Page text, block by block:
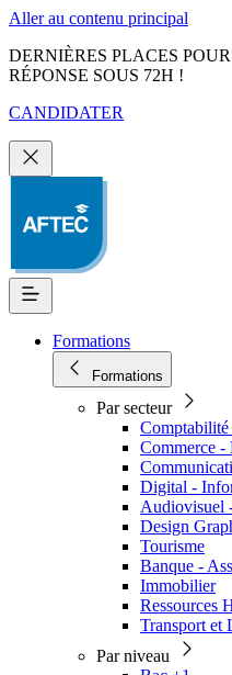
Aller au contenu principal
DERNIÈRES PLACES
RÉPONSE SOUS 72H !
CANDIDATER
Formations
Formations
Par secteur
Commerce -
Digital -
Audiovisuel
Design
Tourisme
Banque -
Immobilier
Ressources
Transport et
Par niveau